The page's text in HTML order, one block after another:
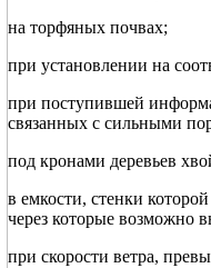
на торфяных почвах;
при установлении на
при поступившей
связанных с сильными
под кронами деревьев
в емкости, стенки
через которые возможно
при скорости ветра,